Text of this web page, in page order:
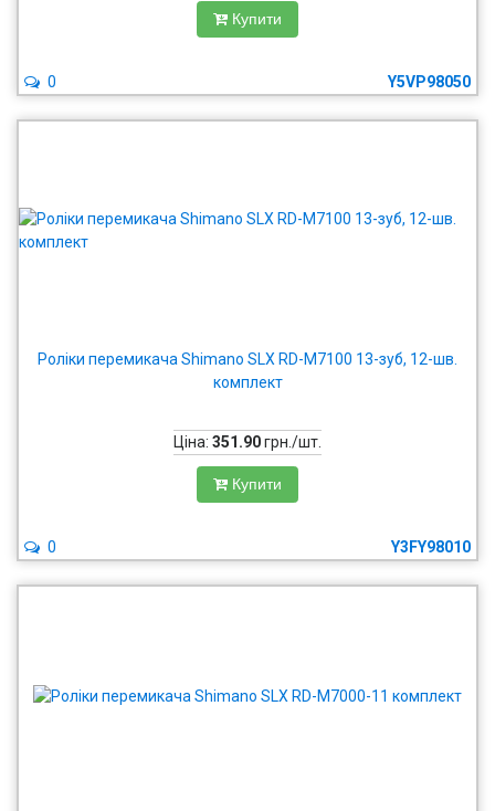
Купити
Y5VP98050
0
Роліки перемикача Shimano SLX RD-M7100 13-зуб, 12-шв.
комплект
Ціна: 351.90грн./шт.
Купити
Y3FY98010
0